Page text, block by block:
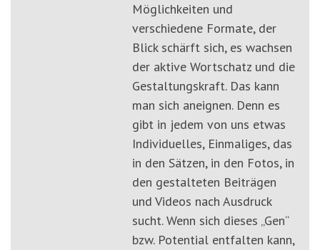
Möglichkeiten und
verschiedene Formate, der
Blick schärft sich, es wachsen
der aktive Wortschatz und die
Gestaltungskraft. Das kann
man sich aneignen. Denn es
gibt in jedem von uns etwas
Individuelles, Einmaliges, das
in den Sätzen, in den Fotos, in
den gestalteten Beiträgen
und Videos nach Ausdruck
sucht. Wenn sich dieses „Gen“
bzw. Potential entfalten kann,